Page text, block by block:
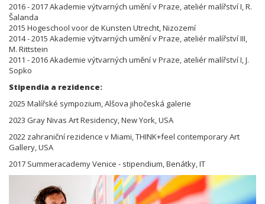
2016 - 2017 Akademie výtvarných umění v Praze, ateliér malířství I, R.
Šalanda
2015 Hogeschool voor de Kunsten Utrecht, Nizozemí
2014 - 2015 Akademie výtvarných umění v Praze, ateliér malířství III,
M. Rittstein
2011 - 2016 Akademie výtvarných umění v Praze, ateliér malířství I, J.
Sopko
Stipendia a rezidence:
2025 Malířské sympozium, Alšova jihočeská galerie
2023 Gray Nivas Art Residency, New York, USA
2022 zahraniční rezidence v Miami, THINK+feel contemporary Art
Gallery, USA
2017 Summeracademy Venice - stipendium, Benátky, IT